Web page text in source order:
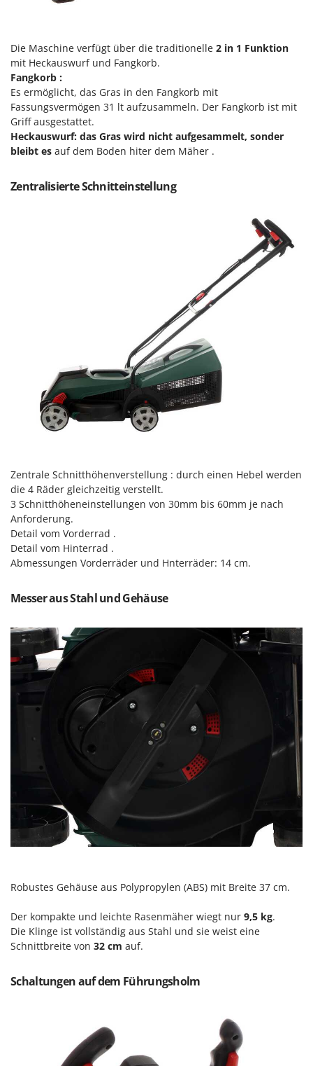
NuovaFac
O
Officine Savioli
Oliviero
Olix
OMA
Omas
Ompagrill
Prismafood
R.G.V.
Redback
Resto Italia
Ribimex
Ripartrak
Ritter
River Systems
Rossofuoco
Rover Pompe
Royal Food
Schnitzer
Seven Italy
Shark
Silky
Sirman
Skil
Smeg
Spice Electronics
Die Maschine verfügt über die traditionelle 2 in 1 Funktion
mit Heckauswurf und Fangkorb.
Fangkorb :
Es ermöglicht, das Gras in den Fangkorb mit
Fassungsvermögen 31 lt aufzusammeln. Der Fangkorb ist mit
Griff ausgestattet.
Heckauswurf: das Gras wird nicht aufgesammelt, sonder
bleibt es auf dem Boden hiter dem Mäher .
Zentralisierte Schnitteinstellung
Zentrale Schnitthöhenverstellung : durch einen Hebel werden
die 4 Räder gleichzeitig verstellt.
3 Schnitthöheneinstellungen von 30mm bis 60mm je nach
Anforderung.
Detail vom Vorderrad .
Detail vom Hinterrad .
Abmessungen Vorderräder und Hnterräder: 14 cm.
Messer aus Stahl und Gehäuse
Robustes Gehäuse aus Polypropylen (ABS) mit Breite 37 cm.
Der kompakte und leichte Rasenmäher wiegt nur 9,5 kg.
Die Klinge ist vollständig aus Stahl und sie weist eine
Schnittbreite von 32 cm auf.
Schaltungen auf dem Führungsholm